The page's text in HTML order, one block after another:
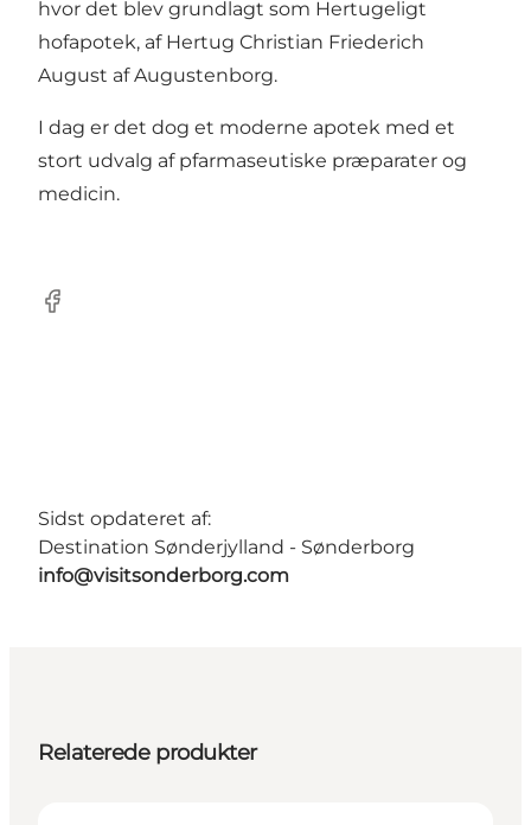
hvor det blev grundlagt som Hertugeligt
hofapotek, af Hertug Christian Friederich
August af Augustenborg.
I dag er det dog et moderne apotek med et
stort udvalg af pfarmaseutiske præparater og
medicin.
Facebook
Sidst opdateret af:
Destination Sønderjylland - Sønderborg
info@visitsonderborg.com
Relaterede produkter